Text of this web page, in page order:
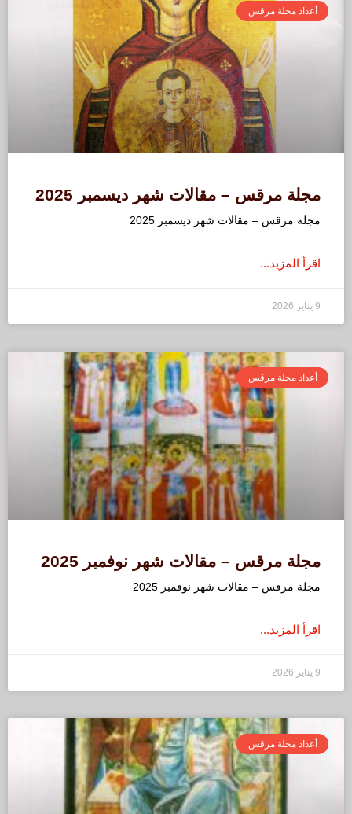
أعداد مجلة مرقس
مجلة مرقس – مقالات شهر ديسمبر 2025
مجلة مرقس – مقالات شهر ديسمبر 2025
اقرأ المزيد...
9 يناير 2026
أعداد مجلة مرقس
مجلة مرقس – مقالات شهر نوفمبر 2025
مجلة مرقس – مقالات شهر نوفمبر 2025
اقرأ المزيد...
9 يناير 2026
أعداد مجلة مرقس